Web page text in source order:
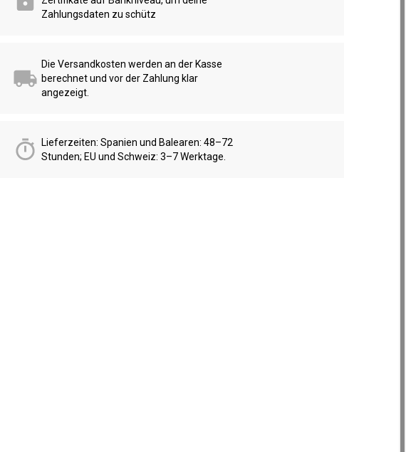
Zahlungsdaten zu schütz
Die Versandkosten werden an der Kasse
berechnet und vor der Zahlung klar
angezeigt.
Lieferzeiten: Spanien und Balearen: 48–72
Stunden; EU und Schweiz: 3–7 Werktage.